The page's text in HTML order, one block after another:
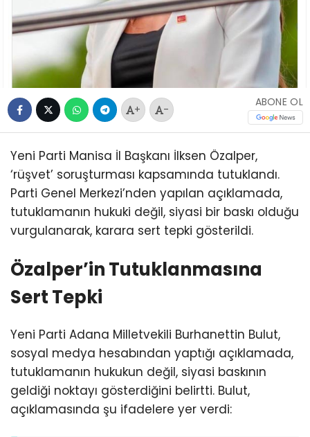
+ -
ABONE OL
Yeni Parti Manisa İl Başkanı İlksen Özalper,
‘rüşvet’ soruşturması kapsamında tutuklandı.
Parti Genel Merkezi’nden yapılan açıklamada,
tutuklamanın hukuki değil, siyasi bir baskı olduğu
vurgulanarak, karara sert tepki gösterildi.
Özalper’in Tutuklanmasına
Sert Tepki
Yeni Parti Adana Milletvekili Burhanettin Bulut,
sosyal medya hesabından yaptığı açıklamada,
tutuklamanın hukukun değil, siyasi baskının
geldiği noktayı gösterdiğini belirtti. Bulut,
açıklamasında şu ifadelere yer verdi: